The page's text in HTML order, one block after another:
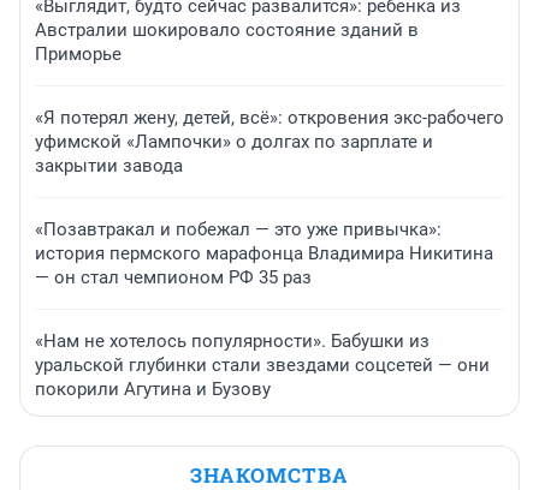
«Выглядит, будто сейчас развалится»: ребенка из
Австралии шокировало состояние зданий в
Приморье
«Я потерял жену, детей, всё»: откровения экс-рабочего
уфимской «Лампочки» о долгах по зарплате и
закрытии завода
«Позавтракал и побежал — это уже привычка»:
история пермского марафонца Владимира Никитина
— он стал чемпионом РФ 35 раз
«Нам не хотелось популярности». Бабушки из
уральской глубинки стали звездами соцсетей — они
покорили Агутина и Бузову
ЗНАКОМСТВА